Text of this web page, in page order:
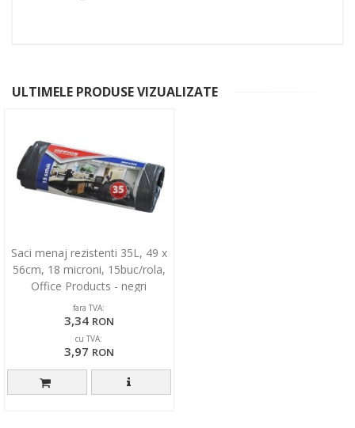
ULTIMELE PRODUSE VIZUALIZATE
Saci menaj rezistenti 35L, 49 x
56cm, 18 microni, 15buc/rola,
Office Products - negri
fara TVA:
3,34 RON
cu TVA:
3,97 RON